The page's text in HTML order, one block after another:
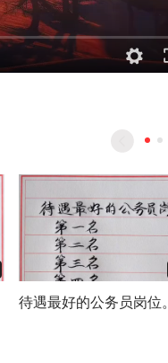
待遇最好的公务员岗位。